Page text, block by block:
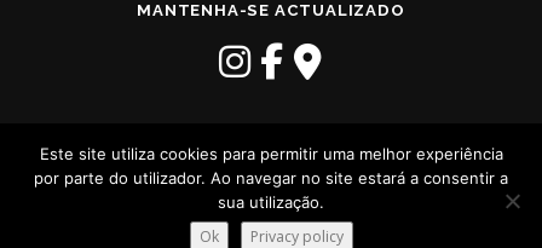
MANTENHA-SE ACTUALIZADO
Copyright © 2026 Seriplaca –TemaOnePress
Este site utiliza cookies para permitir uma melhor experiência
por parte do utilizador. Ao navegar no site estará a consentir a
sua utilização.
Ok Privacy policy